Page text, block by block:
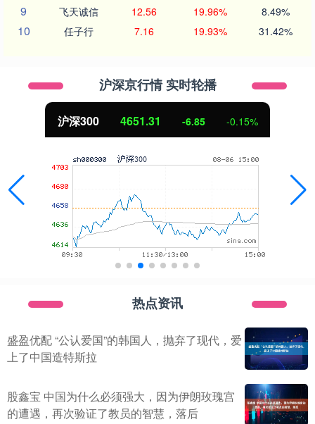
9 飞天诚信 12.56 19.96% 8.49%
10 任子行 7.16 19.93% 31.42%
沪深京行情 实时轮播
北证50 1122.88 3.42 0.30%
热点资讯
盛盈优配 “公认爱国”的韩国人，抛弃了现代，爱
上了中国造特斯拉
股鑫宝 中国为什么必须强大，因为伊朗玫瑰宫
的遭遇，再次验证了教员的智慧，落后